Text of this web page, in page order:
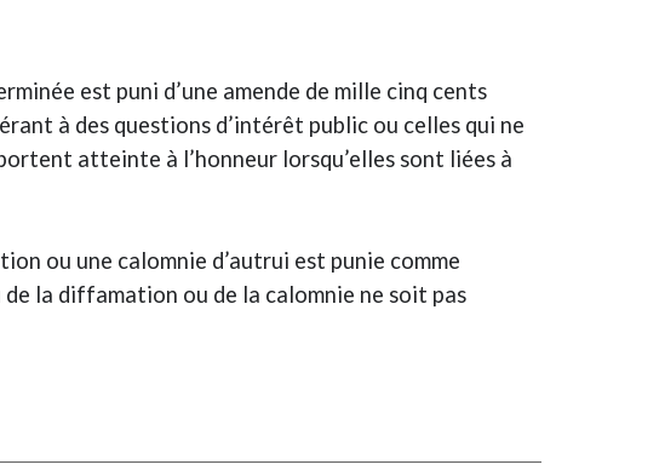
est puni d’une amende de mille cinq cents
à des questions d’intérêt public ou celles qui ne
atteinte à l’honneur lorsqu’elles sont liées à
ou une calomnie d’autrui est punie comme
la diffamation ou de la calomnie ne soit pas